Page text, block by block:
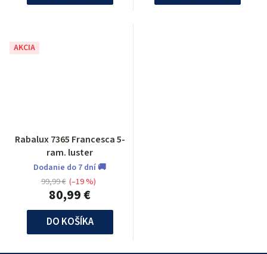
AKCIA
Rabalux 7365 Francesca 5-
ram. luster
Dodanie do 7 dní 🚚
80,99 €
99,99 € (–19 %)
DO KOŠÍKA